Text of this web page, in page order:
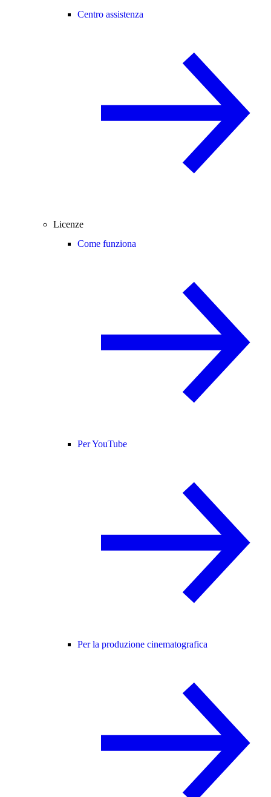
Centro assistenza
Licenze
Come funziona
Per YouTube
Per la produzione cinematografica